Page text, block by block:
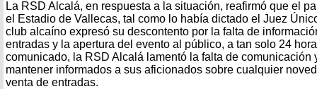
La RSD Alcalá, en respuesta a la situación, reafirmó que el
el Estadio de Vallecas, tal como lo había dictado el Juez
club alcaíno expresó su descontento por la falta de
entradas y la apertura del evento al público, a tan solo 24
comunicado, la RSD Alcalá lamentó la falta de comunicación
mantener informados a sus aficionados sobre cualquier
venta de entradas.